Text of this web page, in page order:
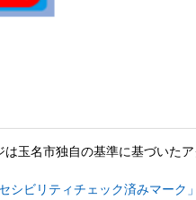
は玉名市独自の基準に基づいた
セシビリティチェック済みマーク